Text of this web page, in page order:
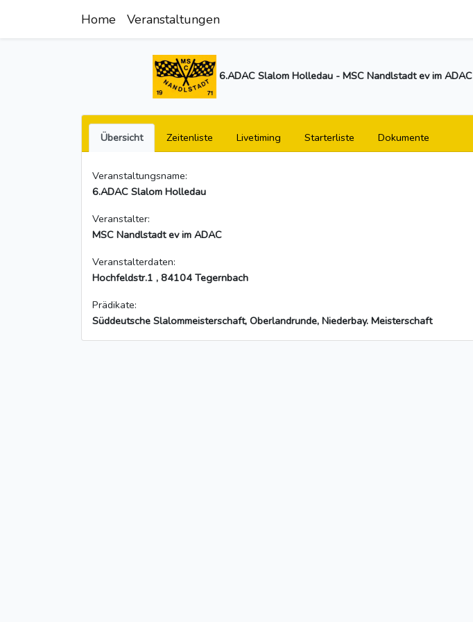
Home Veranstaltungen
6.ADAC Slalom Holledau - MSC Nandlstadt ev im ADAC
Übersicht Zeitenliste Livetiming Starterliste Dokumente
Veranstaltungsname:
6.ADAC Slalom Holledau
Veranstalter:
MSC Nandlstadt ev im ADAC
Veranstalterdaten:
Hochfeldstr.1 , 84104 Tegernbach
Prädikate:
Süddeutsche Slalommeisterschaft, Oberlandrunde, Niederbay. Meisterschaft